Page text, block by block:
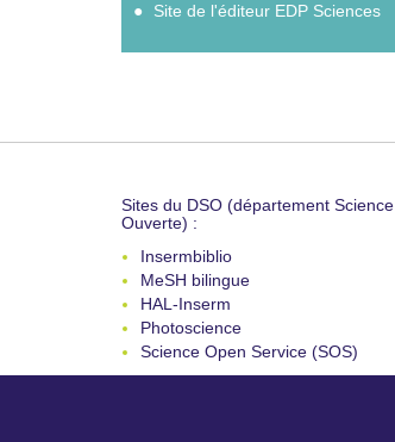
Site de l'éditeur EDP Sciences
Sites du DSO (département Science
Ouverte) :
Insermbiblio
MeSH bilingue
HAL-Inserm
Photoscience
Science Open Service (SOS)